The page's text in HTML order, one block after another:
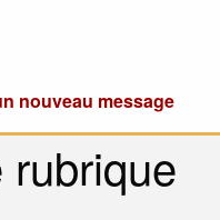
nouveau message